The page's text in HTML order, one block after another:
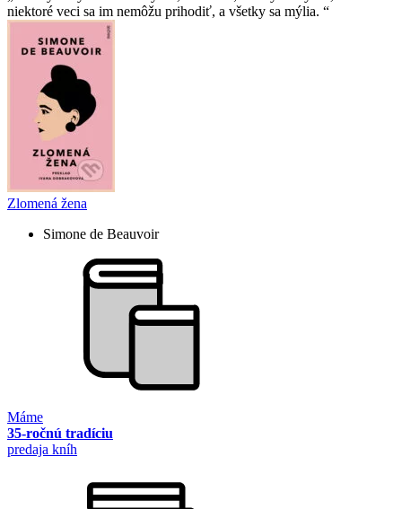
niektoré veci sa im nemôžu prihodiť, a všetky sa mýlia.
Zlomená žena
Simone de Beauvoir
Máme
35-ročnú tradíciu
predaja kníh